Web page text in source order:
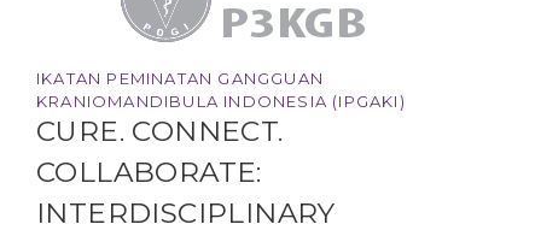
IKATAN PEMINATAN GANGGUAN
KRANIOMANDIBULA INDONESIA (IPGAKI)
CURE. CONNECT.
COLLABORATE:
INTERDISCIPLINARY